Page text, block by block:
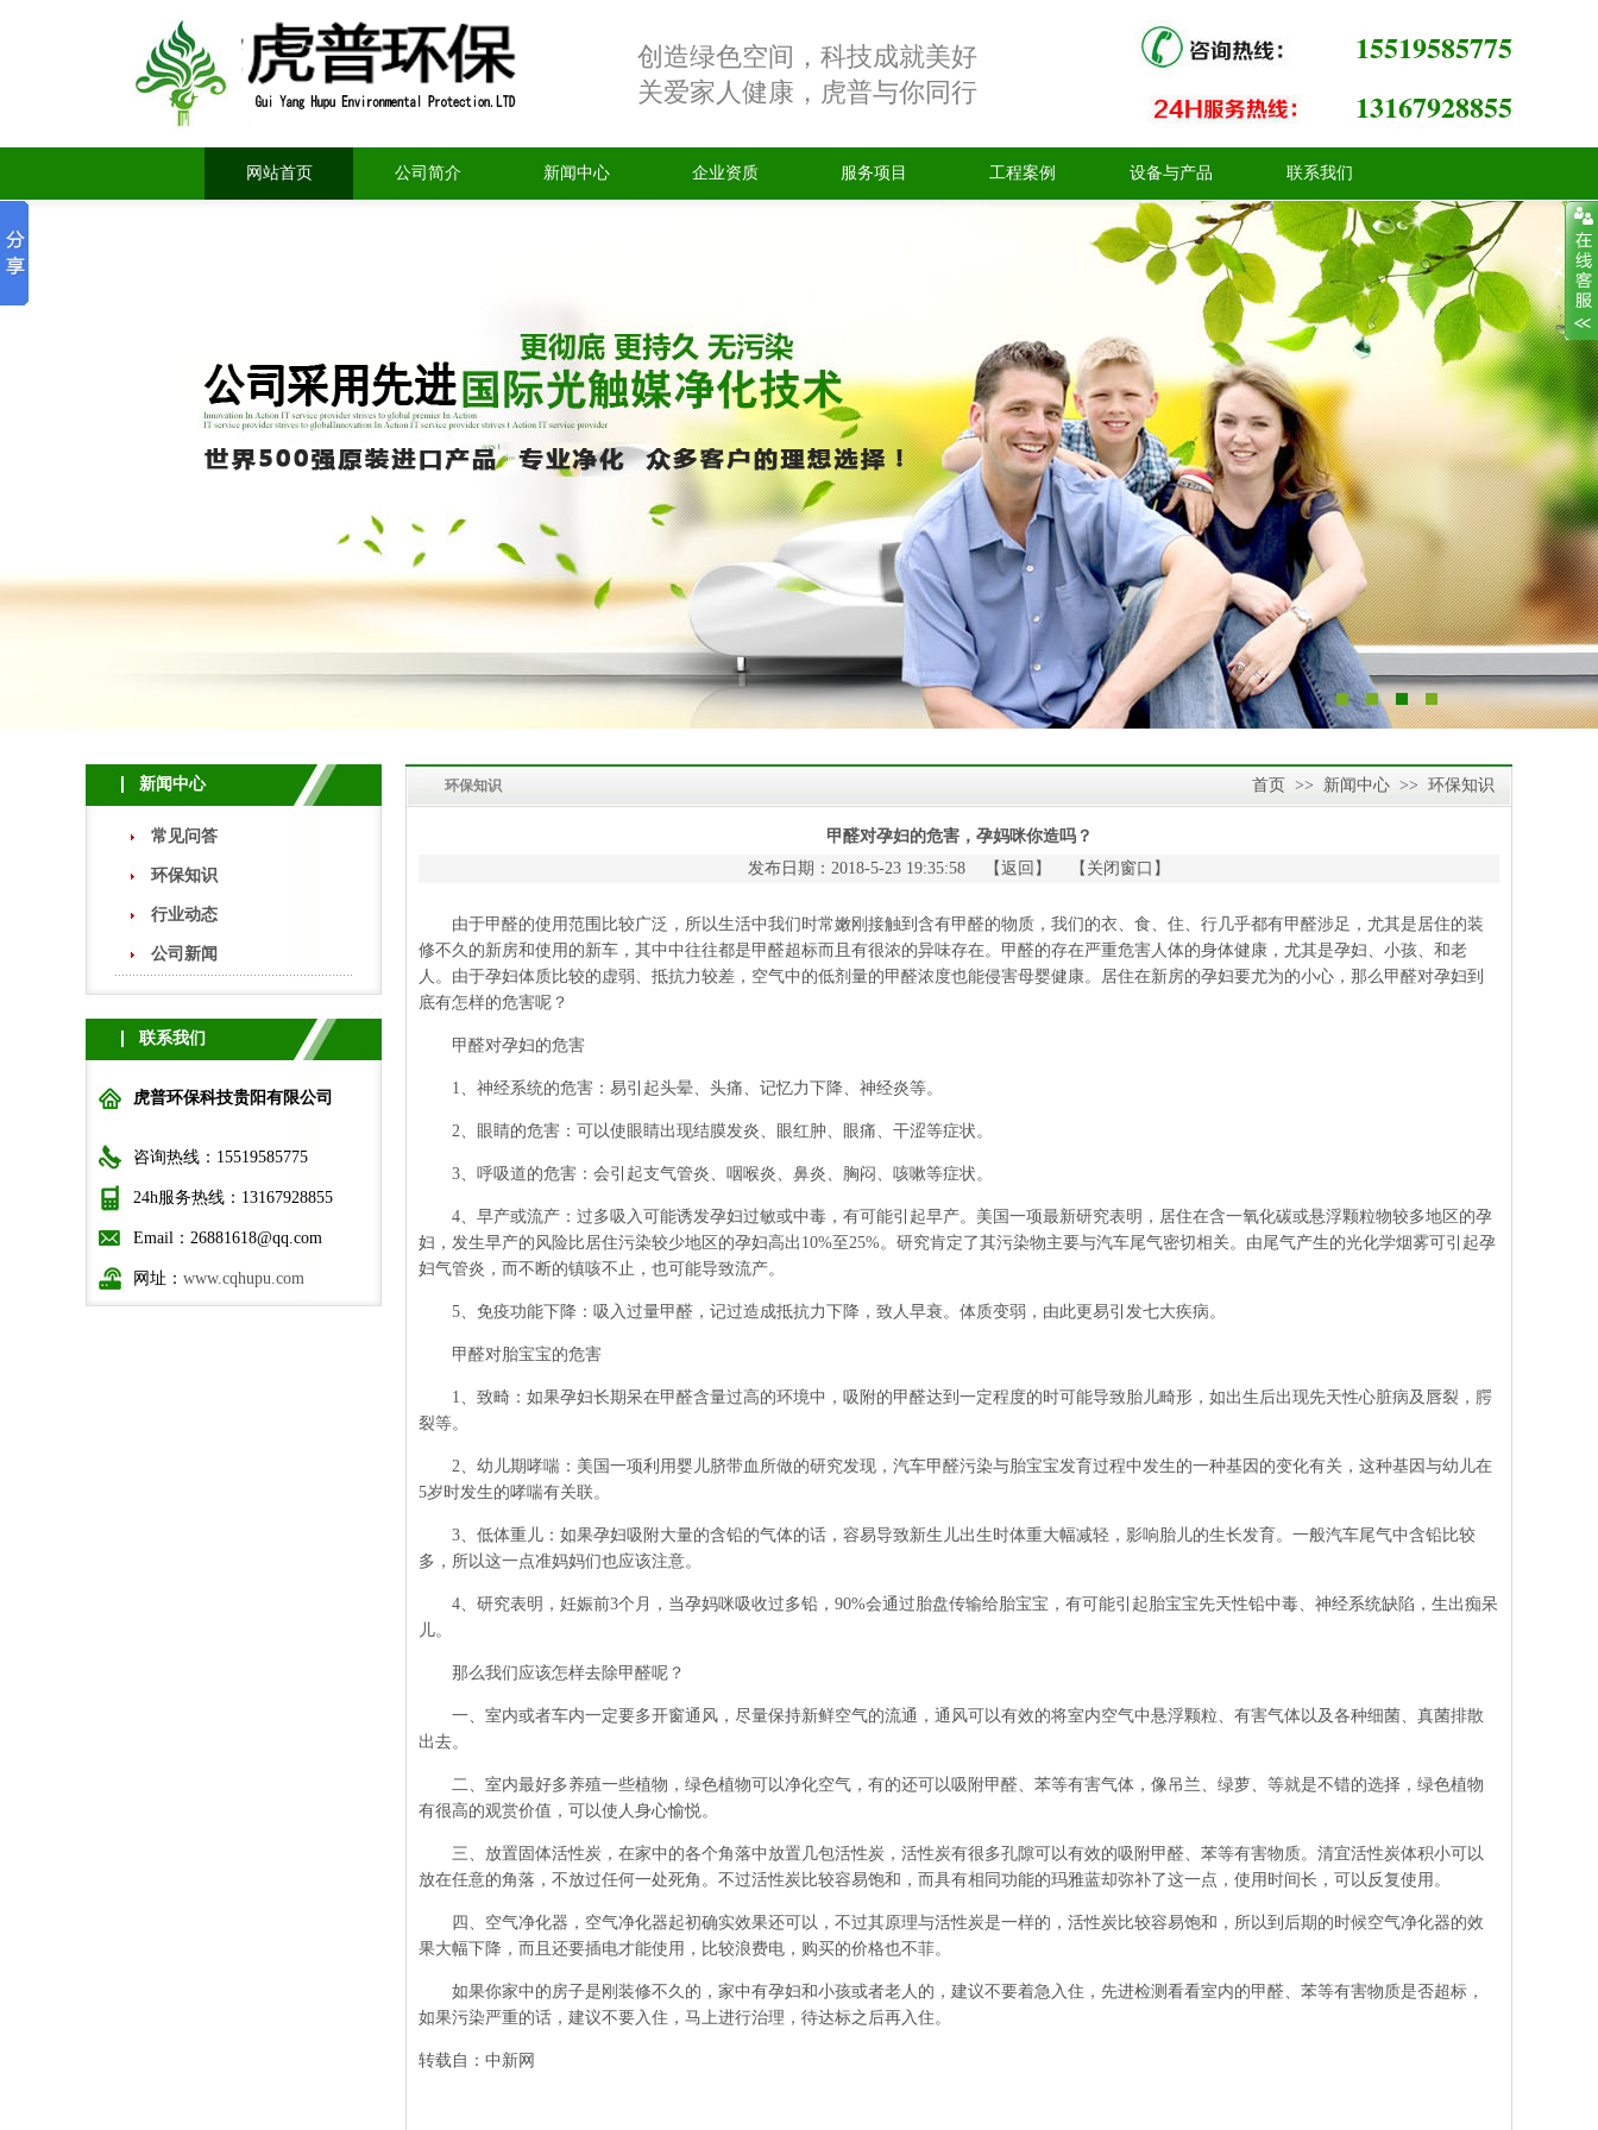
创造绿色空间，科技成就美好
关爱家人健康，虎普与你同行
15519585775
13167928855
网站首页 公司简介 新闻中心 企业资质 服务项目 工程案例 设备与产品 联系我们
新闻中心
常见问答
环保知识
行业动态
公司新闻
联系我们
虎普环保科技贵阳有限公司
咨询热线：15519585775
24h服务热线：13167928855
Email：26881618@qq.com
网址： www.cqhupu.com
环保知识 首页 >> 新闻中心 >> 环保知识
甲醛对孕妇的危害，孕妈咪你造吗？
发布日期：2018-5-23 19:35:58 【返回 】 【 关闭窗口 】
由于甲醛的使用范围比较广泛，所以生活中我们时常嫩刚接触到含有甲醛的物质，我们的衣、食、住、行几乎都有甲醛涉足，尤其是居住的装
修不久的新房和使用的新车，其中中往往都是甲醛超标而且有很浓的异味存在。甲醛的存在严重危害人体的身体健康，尤其是孕妇、小孩、和老
人。由于孕妇体质比较的虚弱、抵抗力较差，空气中的低剂量的甲醛浓度也能侵害母婴健康。居住在新房的孕妇要尤为的小心，那么甲醛对孕妇到
底有怎样的危害呢？
甲醛对孕妇的危害
1、神经系统的危害：易引起头晕、头痛、记忆力下降、神经炎等。
2、眼睛的危害：可以使眼睛出现结膜发炎、眼红肿、眼痛、干涩等症状。
3、呼吸道的危害：会引起支气管炎、咽喉炎、鼻炎、胸闷、咳嗽等症状。
4、早产或流产：过多吸入可能诱发孕妇过敏或中毒，有可能引起早产。美国一项最新研究表明，居住在含一氧化碳或悬浮颗粒物较多地区的孕
妇，发生早产的风险比居住污染较少地区的孕妇高出 10%至25%。研究肯定了其污染物主要与汽车尾气密切相关。由尾气产生的光化学烟雾可引起孕
妇气管炎，而不断的镇咳不止，也可能导致流产。
5、免疫功能下降：吸入过量甲醛，记过造成抵抗力下降，致人早衰。体质变弱，由此更易引发七大疾病。
甲醛对胎宝宝的危害
1、致畸：如果孕妇长期呆在甲醛含量过高的环境中，吸附的甲醛达到一定程度的时可能导致胎儿畸形，如出生后出现先天性心脏病及唇裂，腭
裂等。
2、幼儿期哮喘：美国一项利用婴儿脐带血所做的研究发现，汽车甲醛污染与胎宝宝发育过程中发生的一种基因的变化有关，这种基因与幼儿在
5岁时发生的哮喘有关联。
3、低体重儿：如果孕妇吸附大量的含铅的气体的话，容易导致新生儿出生时体重大幅减轻，影响胎儿的生长发育。一般汽车尾气中含铅比较
多，所以这一点准妈妈们也应该注意。
4、研究表明，妊娠前3个月，当孕妈咪吸收过多铅， 90%会通过胎盘传输给胎宝宝，有可能引起胎宝宝先天性铅中毒、神经系统缺陷，生出痴呆
儿。
那么我们应该怎样去除甲醛呢？
一、室内或者车内一定要多开窗通风，尽量保持新鲜空气的流通，通风可以有效的将室内空气中悬浮颗粒、有害气体以及各种细菌、真菌排散
出去。
二、室内最好多养殖一些植物，绿色植物可以净化空气，有的还可以吸附甲醛、苯等有害气体，像吊兰、绿萝、等就是不错的选择，绿色植物
有很高的观赏价值，可以使人身心愉悦。
三、放置固体活性炭，在家中的各个角落中放置几包活性炭，活性炭有很多孔隙可以有效的吸附甲醛、苯等有害物质。清宜活性炭体积小可以
放在任意的角落，不放过任何一处死角。不过活性炭比较容易饱和，而具有相同功能的玛雅蓝却弥补了这一点，使用时间长，可以反复使用。
四、空气净化器，空气净化器起初确实效果还可以，不过其原理与活性炭是一样的，活性炭比较容易饱和，所以到后期的时候空气净化器的效
果大幅下降，而且还要插电才能使用，比较浪费电，购买的价格也不菲。
如果你家中的房子是刚装修不久的，家中有孕妇和小孩或者老人的，建议不要着急入住，先进检测看看室内的甲醛、苯等有害物质是否超标，
如果污染严重的话，建议不要入住，马上进行治理，待达标之后再入住。
转载自：中新网